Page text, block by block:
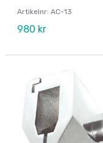
Artikelnr: AC-13
980 kr